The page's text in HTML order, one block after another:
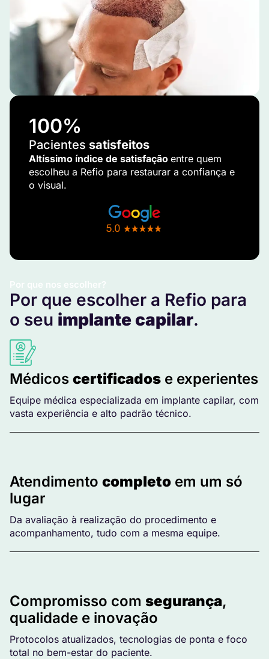
Por que nos escolher?
Por que escolher a Refio para
o seu implante capilar.
Médicos certificados e experientes
Equipe médica especializada em implante capilar, com
vasta experiência e alto padrão técnico.
Atendimento completo em um só
lugar
Da avaliação à realização do procedimento e
acompanhamento, tudo com a mesma equipe.
Compromisso com segurança,
qualidade e inovação
Protocolos atualizados, tecnologias de ponta e foco
total no bem-estar do paciente.
100%
Pacientes satisfeitos
Altíssimo índice de satisfação entre quem
escolheu a Refio para restaurar a confiança e
o visual.